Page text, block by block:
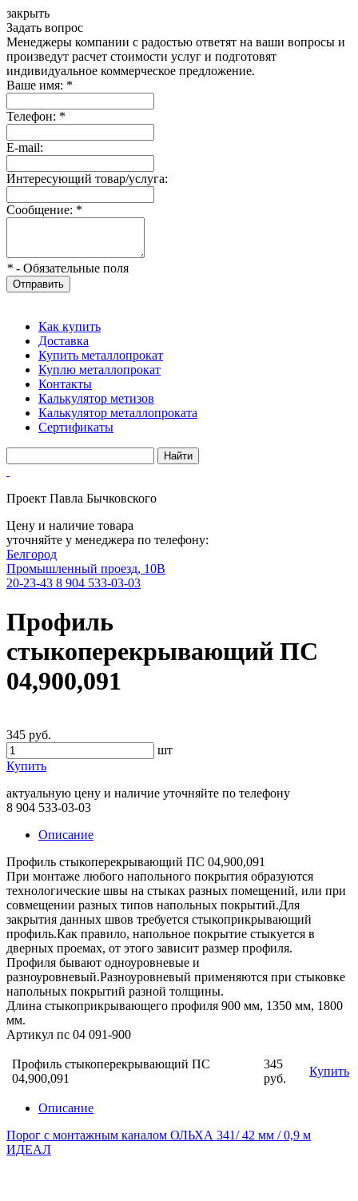
закрыть
Задать вопрос
Менеджеры компании с радостью ответят на ваши вопросы и
произведут расчет стоимости услуг и подготовят
индивидуальное коммерческое предложение.
Ваше имя: *
Телефон: *
E-mail:
Интересующий товар/услуга:
Сообщение: *
* - Обязательные поля
Отправить
Как купить
Доставка
Купить металлопрокат
Куплю металлопрокат
Контакты
Калькулятор метизов
Калькулятор металлопроката
Сертификаты
Проект Павла Бычковского
Цену и наличие товара
уточняйте у менеджера по телефону:
Белгород
Промышленный проезд, 10В
20-23-43 8 904 533-03-03
Профиль
стыкоперекрывающий ПС
04,900,091
345 руб.
шт
Купить
актуальную цену и наличие уточняйте по телефону
8 904 533-03-03
Описание
Профиль стыкоперекрывающий ПС 04,900,091
При монтаже любого напольного покрытия образуются
технологические швы на стыках разных помещений, или при
совмещении разных типов напольных покрытий.Для
закрытия данных швов требуется стыкоприкрывающий
профиль.Как правило, напольное покрытие стыкуется в
дверных проемах, от этого зависит размер профиля.
Профиля бывают одноуровневые и
разноуровневый.Разноуровневый применяются при стыковке
напольных покрытий разной толщины.
Длина стыкоприкрывающего профиля 900 мм, 1350 мм, 1800
мм.
Артикул пс 04 091-900
Профиль стыкоперекрывающий ПС
04,900,091
345
руб.
Купить
Описание
Порог с монтажным каналом ОЛЬХА 341/ 42 мм / 0,9 м
ИДЕАЛ